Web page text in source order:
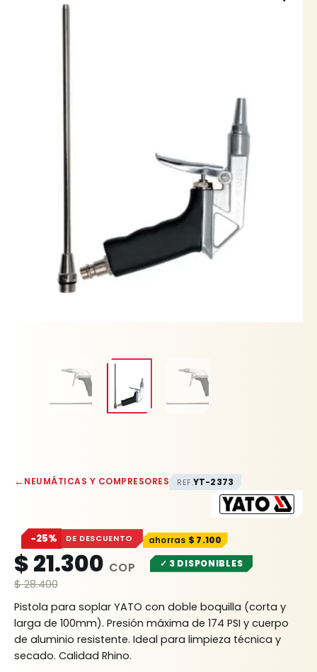
←NEUMÁTICAS Y COMPRESORES REF.YT-2373
−25% DE DESCUENTO $ 7.100
$28.400
$21.300 ✓ 3 DISPONIBLES
Pistola para soplar YATO con doble boquilla (corta y
larga de 100mm). Presión máxima de 174 PSI y cuerpo
de aluminio resistente. Ideal para limpieza técnica y
secado. Calidad Rhino.